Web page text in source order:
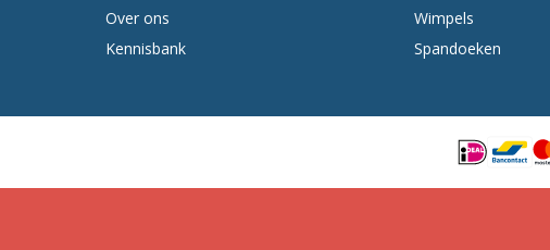
Over ons
Kennisbank
Wimpels
Spandoeken